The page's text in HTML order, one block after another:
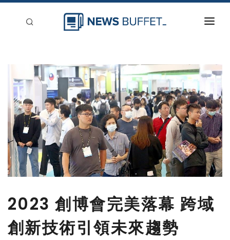
新聞稿分類
刊登
2023 創博會完美落幕 跨域
創新技術引領未來趨勢